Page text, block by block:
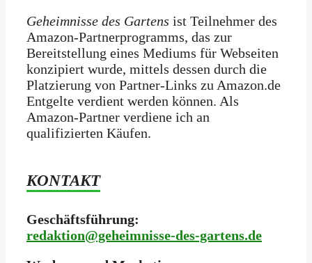
Geheimnisse des Gartens ist Teilnehmer des
Amazon-Partnerprogramms, das zur
Bereitstellung eines Mediums für Webseiten
konzipiert wurde, mittels dessen durch die
Platzierung von Partner-Links zu Amazon.de
Entgelte verdient werden können. Als
Amazon-Partner verdiene ich an
qualifizierten Käufen.
KONTAKT
Geschäftsführung:
redaktion@geheimnisse-des-gartens.de